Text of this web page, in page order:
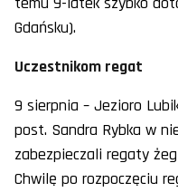
Gdańsku).
Uczestnikom regat
9 sierpnia – Jezioro
post. Sandra Rybka w
zabezpieczali regaty
Chwilę po rozpoczęciu